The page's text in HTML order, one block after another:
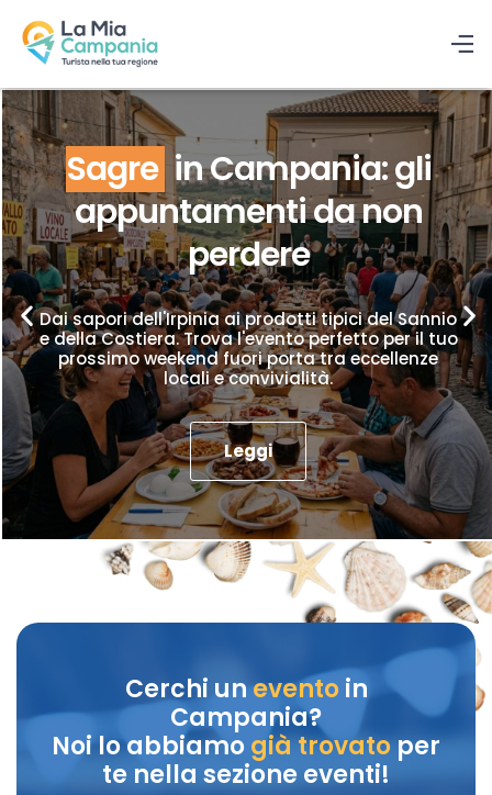
Sagre in Campania: gli
appuntamenti da non
perdere
Dai sapori dell'Irpinia ai prodotti tipici del Sannio
e della Costiera. Trova l'evento perfetto per il tuo
prossimo weekend fuori porta tra eccellenze
locali e convivialità.
Leggi
Cerchi unevento in
Campania?
Noi lo abbiamo già trovatoper
te nella sezione eventi!